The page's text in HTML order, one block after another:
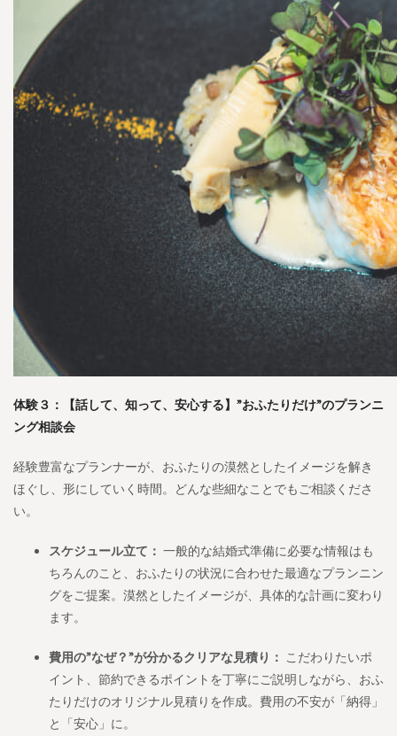
体験３：【話して、知って、安心する】”おふたりだけ”のプランニ
ング相談会
経験豊富なプランナーが、おふたりの漠然としたイメージを解き
ほぐし、形にしていく時間。どんな些細なことでもご相談くださ
い。
スケジュール立て： 一般的な結婚式準備に必要な情報はも
ちろんのこと、おふたりの状況に合わせた最適なプランニン
グをご提案。漠然としたイメージが、具体的な計画に変わり
ます。
費用の”なぜ？”が分かるクリアな見積り： こだわりたいポ
イント、節約できるポイントを丁寧にご説明しながら、おふ
たりだけのオリジナル見積りを作成。費用の不安が「納得」
と「安心」に。